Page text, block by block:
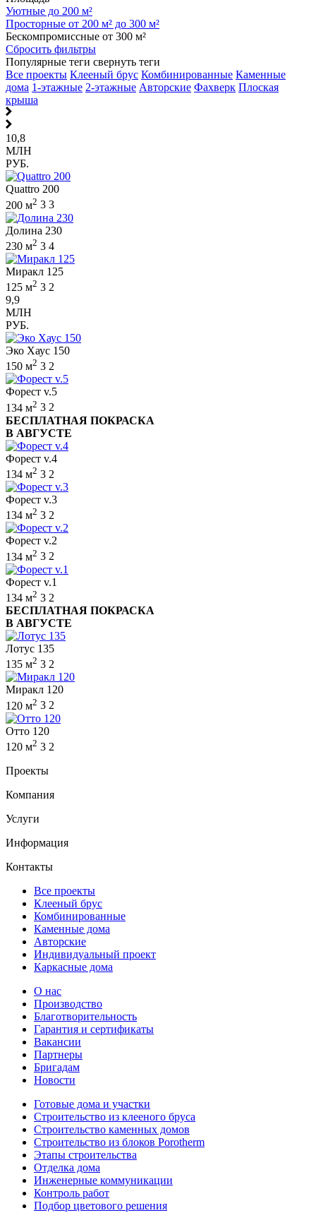
Уютные до 200 м²
Просторные от 200 м² до 300 м²
Бескомпромиссные от 300 м²
Сбросить фильтры
Популярные теги свернуть теги
Все проекты Клееный брус Комбинированные Каменные
дома 1-этажные 2-этажные Авторские Фахверк Плоская
крыша
10,8
МЛН
РУБ.
Quattro 200
200 м2 3 3
Долина 230
230 м2 3 4
Миракл 125
125 м2 3 2
9,9
МЛН
РУБ.
Эко Хаус 150
150 м2 3 2
Форест v.5
134 м2 3 2
БЕСПЛАТНАЯ ПОКРАСКА
В АВГУСТЕ
Форест v.4
134 м2 3 2
Форест v.3
134 м2 3 2
Форест v.2
134 м2 3 2
Форест v.1
134 м2 3 2
БЕСПЛАТНАЯ ПОКРАСКА
В АВГУСТЕ
Лотус 135
135 м2 3 2
Миракл 120
120 м2 3 2
Отто 120
120 м2 3 2
Проекты
Компания
Услуги
Информация
Контакты
Все проекты
Клееный брус
Комбинированные
Каменные дома
Авторские
Индивидуальный проект
Каркасные дома
О нас
Производство
Благотворительность
Гарантия и сертификаты
Вакансии
Партнеры
Бригадам
Новости
Готовые дома и участки
Строительство из клееного бруса
Строительство каменных домов
Строительство из блоков Porotherm
Этапы строительства
Отделка дома
Инженерные коммуникации
Контроль работ
Подбор цветового решения